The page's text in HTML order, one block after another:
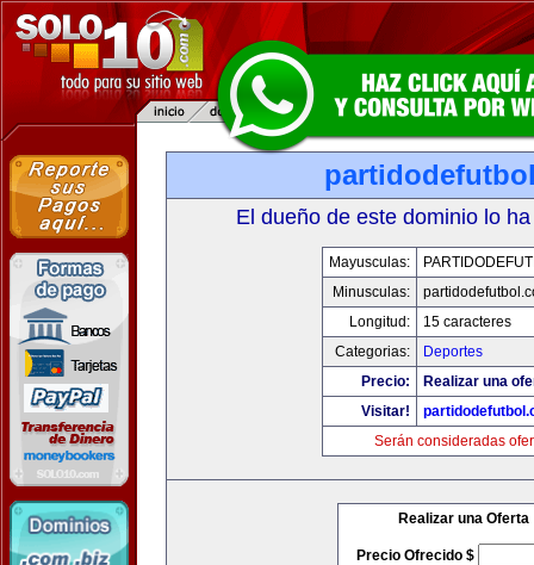
El dueño de este dominio lo
Mayusculas:
Minusculas:
Longitud:
15 caracteres
Categorias:
Deportes
Precio:
Realizar una
Visitar!
Serán consideradas
Realizar una Oferta
Precio Ofrecido $